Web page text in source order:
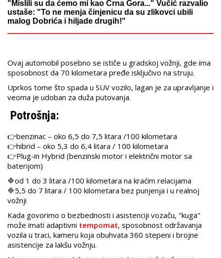
"Mislili su da ćemo mi kao Crna Gora..." Vučić razvalio
ustaše: "To ne menja činjenicu da su zlikovci ubili
malog Dobrića i hiljade drugih!"
Ovaj automobil posebno se ističe u gradskoj vožnji, gde ima
sposobnost da 70 kilometara pređe isključivo na struju.
Uprkos tome što spada u SUV vozilo, lagan je za upravljanje i
veoma je udoban za duža putovanja.
Potrošnja:
👉benzinac – oko 6,5 do 7,5 litara /100 kilometara
👉hibrid – oko 5,3 do 6,4 litara / 100 kilometara
👉Plug-in Hybrid (benzinski motor i električni motor sa
baterijom)
🔷od 1 do 3 litara /100 kilometara na kraćim relacijama
🔷5,5 do 7 litara / 100 kilometara bez punjenja i u realnoj
vožnji
Kada govorimo o bezbednosti i asistenciji vozaču, "kuga"
može imati adaptivni tempomat, sposobnost održavanja
vozila u traci, kameru koja obuhvata 360 stepeni i brojne
asistencije za lakšu vožnju.